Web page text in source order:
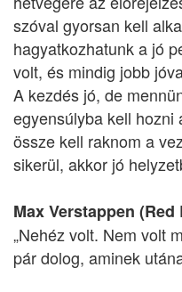
szóval gyorsan kell
hagyatkozhatunk a jó
volt, és mindig jobb
A kezdés jó, de
egyensúlyba kell hozni
össze kell raknom a
sikerül, akkor jó
Max Verstappen (Red
„Nehéz volt. Nem volt
pár dolog, aminek